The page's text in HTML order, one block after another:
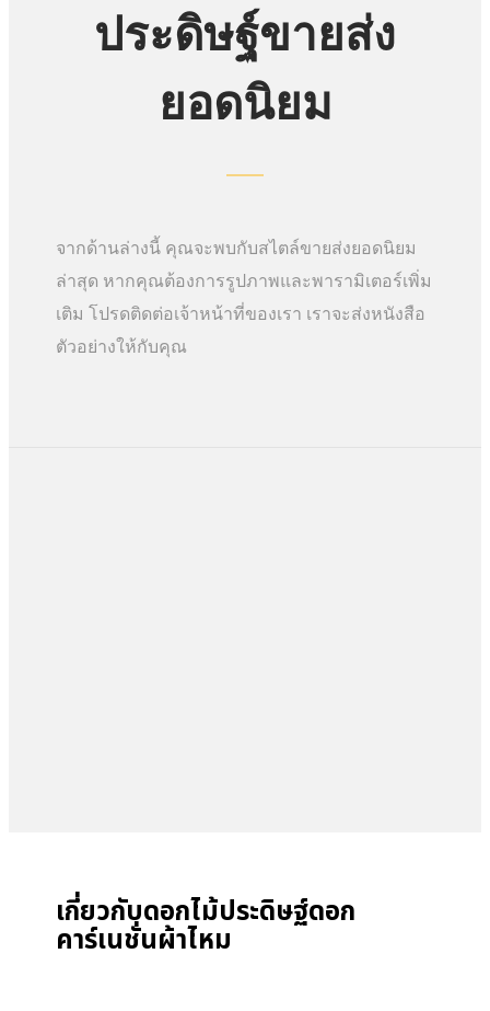
ประดิษฐ์ขายส่ง
ยอดนิยม
จากด้านล่างนี้ คุณจะพบกับสไตล์ขายส่งยอดนิยม
ล่าสุด หากคุณต้องการรูปภาพและพารามิเตอร์เพิ่ม
เติม โปรดติดต่อเจ้าหน้าที่ของเรา เราจะส่งหนังสือ
ตัวอย่างให้กับคุณ
เกี่ยวกับดอกไม้ประดิษฐ์ดอก
คาร์เนชั่นผ้าไหม